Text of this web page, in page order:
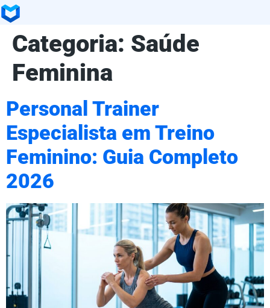
Categoria: Saúde
Feminina
Personal Trainer
Especialista em Treino
Feminino: Guia Completo
2026